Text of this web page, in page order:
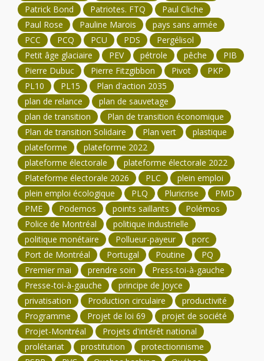
Patrick Bond
Patriotes. FTQ
Paul Cliche
Paul Rose
Pauline Marois
pays sans armée
PCC
PCQ PCU PDS
Pergélisol
Petit âge glaciaire
PEV pétrole pêche
PIB
Pierre Dubuc
Pierre Fitzgibbon Pivot
PKP
PL10
PL15
Plan d'action 2035
plan de relance
plan de sauvetage
plan de transition
Plan de transition économique
Plan de transition Solidaire
Plan vert
plastique
plateforme
plateforme 2022
plateforme électorale
plateforme électorale 2022
Plateforme électorale 2026
PLC
plein emploi
plein emploi écologique
PLQ Pluricrise
PMD
PME
Podemos points saillants
Polémos
Police de Montréal
politique industrielle
politique monétaire
Pollueur-payeur
porc
Port de Montréal
Portugal Poutine
PQ
Premier mai
prendre soin
Press-toi-à-gauche
Presse-toi-à-gauche
principe de Joyce
privatisation
Production circulaire
productivité
Programme
Projet de loi 69
projet de société
Projet-Montréal
Projets d'intérêt national
prolétariat
prostitution
protectionnisme